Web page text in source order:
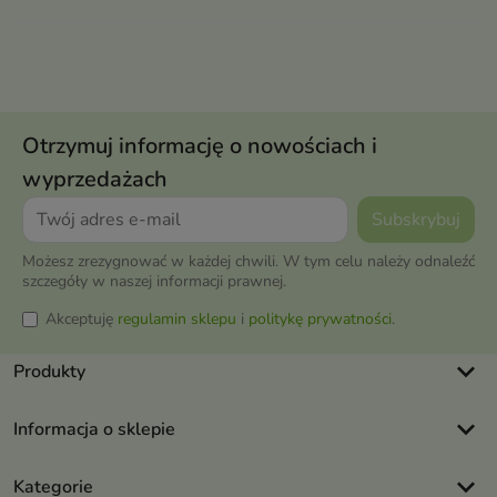
Otrzymuj informację o nowościach i
wyprzedażach
Możesz zrezygnować w każdej chwili. W tym celu należy odnaleźć
szczegóły w naszej informacji prawnej.
Akceptuję regulamin sklepu i politykę prywatności.
Produkty keyboard_arrow_down
Informacja o sklepie keyboard_arrow_down
Kategorie keyboard_arrow_down